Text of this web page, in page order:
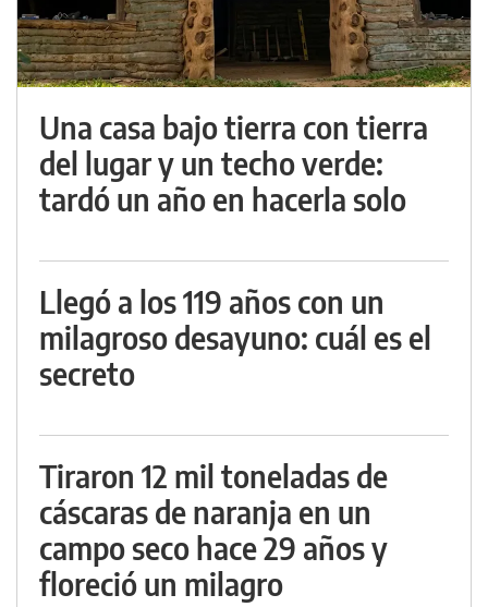
Una casa bajo tierra con tierra
del lugar y un techo verde:
tardó un año en hacerla solo
Llegó a los 119 años con un
milagroso desayuno: cuál es el
secreto
Tiraron 12 mil toneladas de
cáscaras de naranja en un
campo seco hace 29 años y
floreció un milagro